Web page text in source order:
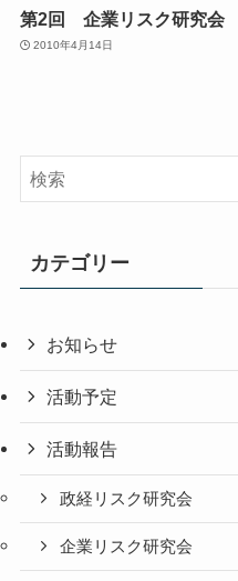
第2回 企業リスク研究会
2010年4月14日
カテゴリー
お知らせ
活動予定
活動報告
政経リスク研究会
企業リスク研究会